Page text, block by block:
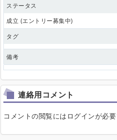
ステータス
成立 (エントリー募集中)
タグ
備考
連絡用コメント
コメントの閲覧にはログインが必要